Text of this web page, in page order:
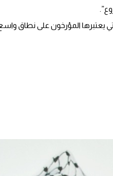
مسؤولة عن المذابح التي راح ضحيتها أكثر من 70 ألف شخص من شعب الهيريرو والناما الأصليين في ناميبيا بين